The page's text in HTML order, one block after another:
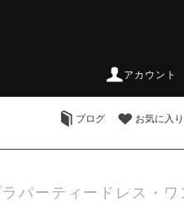
アカウント
ブログ お気に入り
パーティードレス・ワ